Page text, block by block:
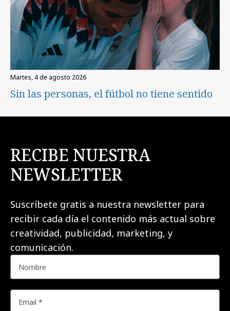
martes, 4 de agosto 2026
Sin las personas, el fútbol no tiene sentido
RECIBE NUESTRA
NEWSLETTER
Suscríbete gratis a nuestra newsletter para
recibir cada día el contenido más actual sobre
creatividad, publicidad, marketing, y
comunicación.